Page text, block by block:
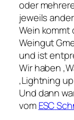
oder
jeweils
Wein kommt
Weingut
und ist
Wir haben
‚Lightning
Und dann
vomESC